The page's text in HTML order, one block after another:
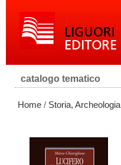
catalogo tematico
Home / Storia, Archeologia